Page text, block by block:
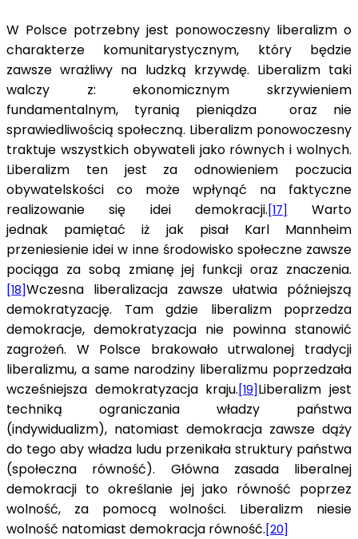
W Polsce potrzebny jest ponowoczesny liberalizm o
charakterze komunitarystycznym, który będzie
zawsze wrażliwy na ludzką krzywdę. Liberalizm taki
walczy z: ekonomicznym skrzywieniem
fundamentalnym, tyranią pieniądza oraz nie
sprawiedliwością społeczną. Liberalizm ponowoczesny
traktuje wszystkich obywateli jako równych i wolnych.
Liberalizm ten jest za odnowieniem poczucia
obywatelskości co może wpłynąć na faktyczne
realizowanie się idei demokracji. [17]
Warto
jednak pamiętać iż jak pisał Karl Mannheim
przeniesienie idei w inne środowisko społeczne zawsze
pociąga za sobą zmianę jej funkcji oraz znaczenia.
[18]Wczesna liberalizacja zawsze ułatwia późniejszą
demokratyzację. Tam gdzie liberalizm poprzedza
demokracje, demokratyzacja nie powinna stanowić
zagrożeń. W Polsce brakowało utrwalonej tradycji
liberalizmu, a same narodziny liberalizmu poprzedzała
wcześniejsza demokratyzacja kraju. [19] Liberalizm jest
techniką ograniczania władzy państwa
(indywidualizm), natomiast demokracja zawsze dąży
do tego aby władza ludu przenikała struktury państwa
(społeczna równość). Główna zasada liberalnej
demokracji to określanie jej jako równość poprzez
wolność, za pomocą wolności. Liberalizm niesie
wolność natomiast demokracja równość. [20]